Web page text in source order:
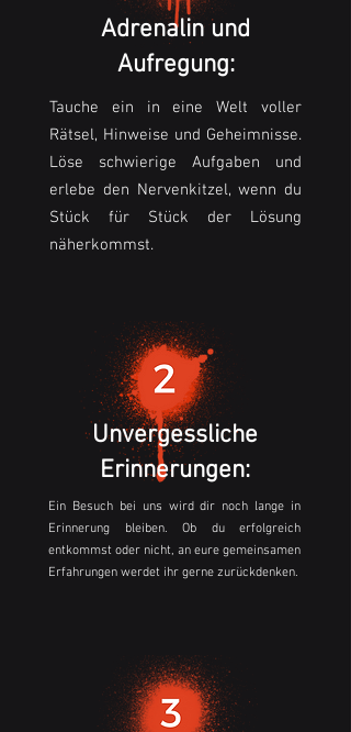
Adrenalin und
Aufregung:
Tauche ein in eine Welt voller
Rätsel, Hinweise und Geheimnisse.
Löse schwierige Aufgaben und
erlebe den Nervenkitzel, wenn du
Stück für Stück der Lösung
näherkommst.
Unvergessliche
Erinnerungen:
Ein Besuch bei uns wird dir noch lange in
Erinnerung bleiben. Ob du erfolgreich
entkommst oder nicht, an eure gemeinsamen
Erfahrungen werdet ihr gerne zurückdenken.